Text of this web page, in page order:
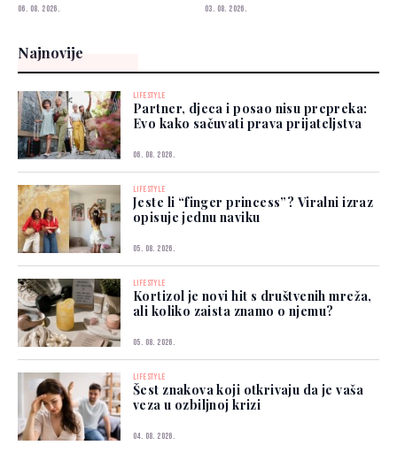
06. 08. 2026. 03. 08. 2026.
Najnovije
LIFESTYLE
Partner, djeca i posao nisu prepreka:
Evo kako sačuvati prava prijateljstva
06. 08. 2026.
LIFESTYLE
Jeste li “finger princess”? Viralni izraz
opisuje jednu naviku
05. 08. 2026.
LIFESTYLE
Kortizol je novi hit s društvenih mreža,
ali koliko zaista znamo o njemu?
05. 08. 2026.
LIFESTYLE
Šest znakova koji otkrivaju da je vaša
veza u ozbiljnoj krizi
04. 08. 2026.